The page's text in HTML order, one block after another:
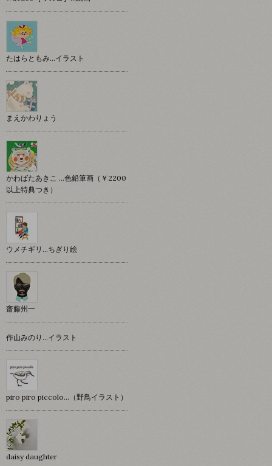
たはらともみ…イラスト
まえかわりょう
かわばたあきこ …色鉛筆画（￥2200
以上特典つき）
ウメチギリ…ちぎり絵
齋藤州一
作山みのり…イラスト
piro piro piccolo…（野鳥イラスト）
daisy daughter